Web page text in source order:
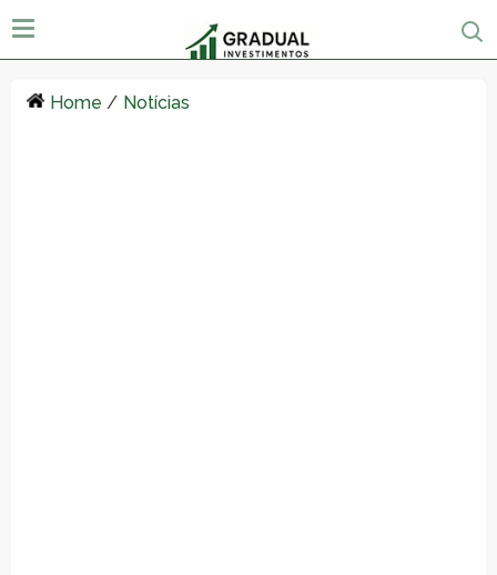
Home / Notícias